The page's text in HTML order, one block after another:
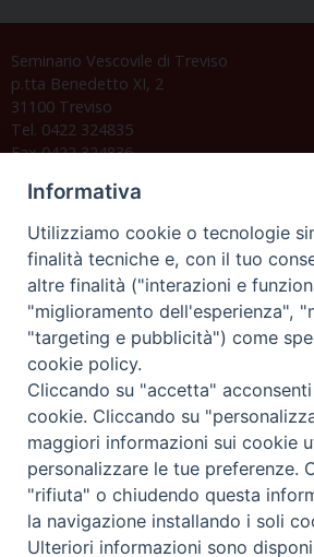
Seminario Vescovile di Treviso
p.tta Benedetto XI, 2
31100 Treviso
Tel. 0422 324835
Fax 0422 324836
C.F. 94004060268
Orario di segreteria
Lunedì 17.30-19.30
Martedì 17.30-19.30
Mercoledì 17.30-19.30
Giovedì 17.30-19.30
Venerdì chiuso
Sabato 9.30-11.30
Privacy e sicurezza
Informativa
Utilizziamo cookie o tecnologie
finalità tecniche e, con il tuo
altre finalità ("interazioni e
"miglioramento dell'esperienza",
"targeting e pubblicità") come
cookie policy.
Cliccando su "accetta"
cookie. Cliccando su
maggiori informazioni sui cookie
personalizzare le tue preferenze.
"rifiuta" o chiudendo questa
la navigazione installando i soli
Ulteriori informazioni sono